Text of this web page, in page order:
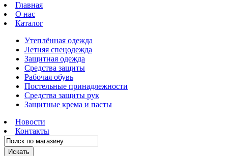
Главная
О нас
Каталог
Утеплённая одежда
Летняя спецодежда
Защитная одежда
Средства защиты
Рабочая обувь
Постельные принадлежности
Средства защиты рук
Защитные крема и пасты
Новости
Контакты